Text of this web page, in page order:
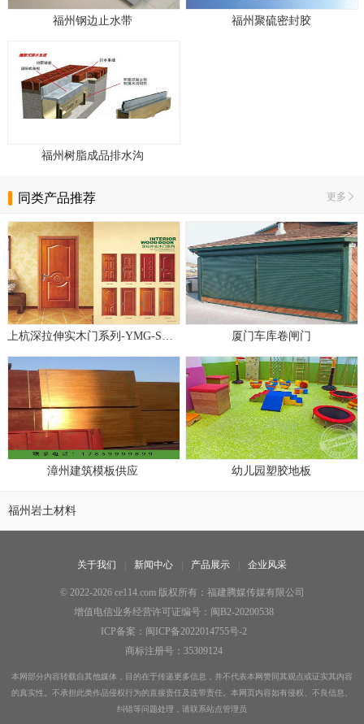
福州钢边止水带 福州聚硫密封胶
福州树脂成品排水沟
同类产品推荐 更多
上杭深拉伸实木门系列-YMG-S001 厦门车库卷闸门
漳州建筑模板供应 幼儿园塑胶地板
福州岩土材料
关于我们 新闻中心 产品展示 企业风采
© 2022-2026 ce114.com 版权所有：福建腾媒传媒有限公司
增值电信业务经营许可证编号：闽B2-20200538
ICP备案：闽ICP备2022014755号-2
商标注册号：35309124
本网部分内容转载自其他媒体，目的在于传递更多信息，并不代表本网赞同其观点或证实其内容
的真实性。不承担此类作品侵权行为的直接责任及连带责任。本网页内容如有侵权、不良信息、
纠错等问题处理，请联系站点管理员